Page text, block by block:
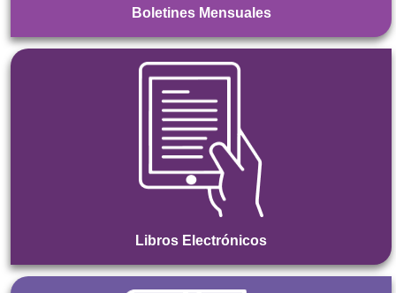
Boletines Mensuales
Libros Electrónicos